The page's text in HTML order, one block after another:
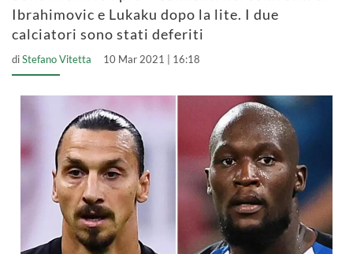
Ibrahimovic e Lukaku dopo la lite. I due
calciatori sono stati deferiti
diStefano Vitetta 10 Mar 2021 | 16:18